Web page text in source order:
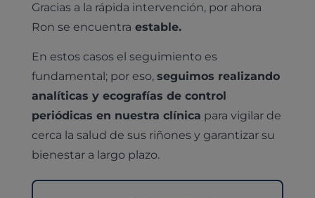
Diagnóstico veterinario por imagen
Ecografía
Pruebas cropológicas
Pruebas histológicas – microscopio
Identificación con microchip y pasaporte
Esterilización
Vacunación
Hospitalización
Leishmaniasis
Cirugía
Medicina general
Dermatología
Odontología
Nutrición
Urología y nefrología
Planes de salud para perros
Planes de salud para gatos
Todos los planes de salud
Comité de expertos veterinarios
Trabaja en Clinicanimal
Gracias a la rápida intervención, por ahora
Ron se encuentra estable.
En estos casos el seguimiento es
fundamental; por eso, seguimos realizando
analíticas y ecografías de control
periódicas en nuestra clínica para vigilar de
cerca la salud de sus riñones y garantizar su
bienestar a largo plazo.